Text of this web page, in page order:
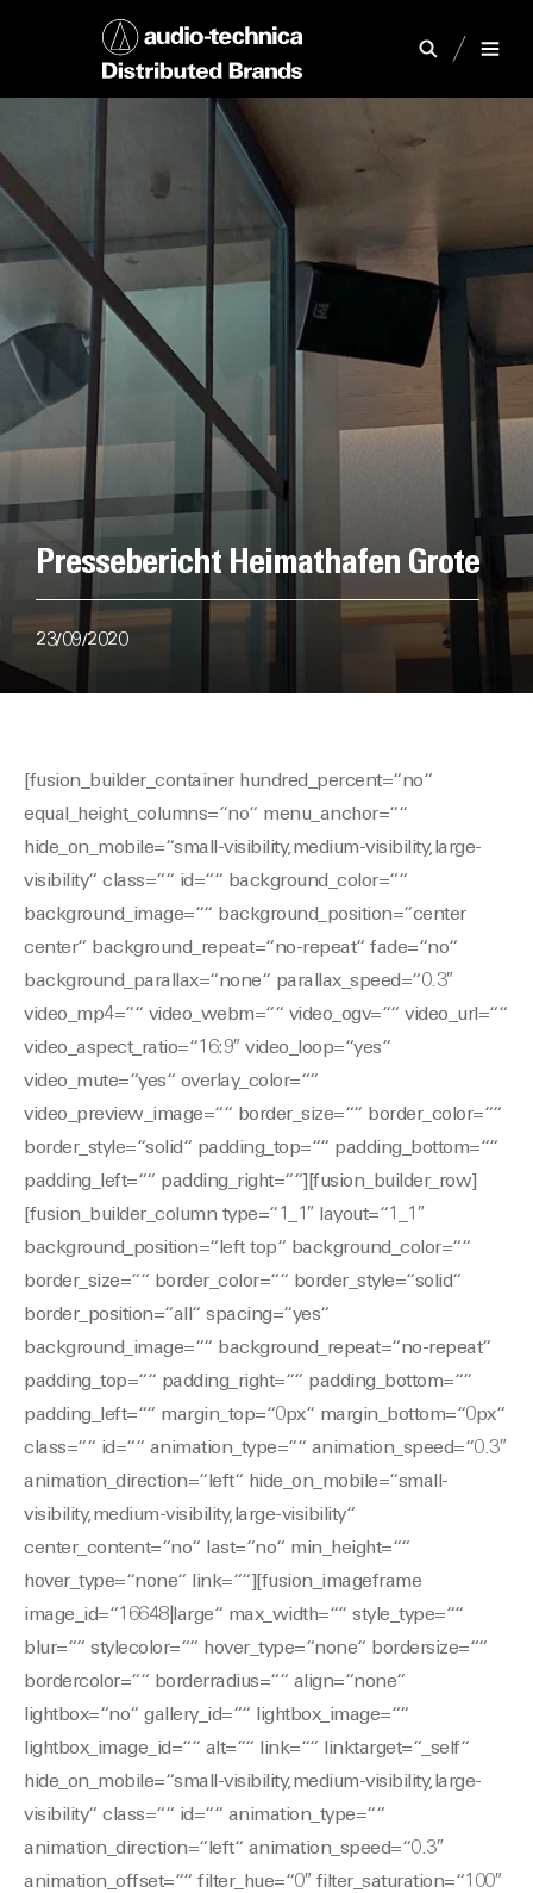
Pressebericht Heimathafen Grote
23/09/2020
[fusion_builder_container hundred_percent=“no“
equal_height_columns=“no“ menu_anchor=““
hide_on_mobile=“small-visibility,medium-visibility,large-
visibility“ class=““ id=““ background_color=““
background_image=““ background_position=“center
center“ background_repeat=“no-repeat“ fade=“no“
background_parallax=“none“ parallax_speed=“0.3″
video_mp4=““ video_webm=““ video_ogv=““ video_url=““
video_aspect_ratio=“16:9″ video_loop=“yes“
video_mute=“yes“ overlay_color=““
video_preview_image=““ border_size=““ border_color=““
border_style=“solid“ padding_top=““ padding_bottom=““
padding_left=““ padding_right=““][fusion_builder_row]
[fusion_builder_column type=“1_1″ layout=“1_1″
background_position=“left top“ background_color=““
border_size=““ border_color=““ border_style=“solid“
border_position=“all“ spacing=“yes“
background_image=““ background_repeat=“no-repeat“
padding_top=““ padding_right=““ padding_bottom=““
padding_left=““ margin_top=“0px“ margin_bottom=“0px“
class=““ id=““ animation_type=““ animation_speed=“0.3″
animation_direction=“left“ hide_on_mobile=“small-
visibility,medium-visibility,large-visibility“
center_content=“no“ last=“no“ min_height=““
hover_type=“none“ link=““][fusion_imageframe
image_id=“16648|large“ max_width=““ style_type=““
blur=““ stylecolor=““ hover_type=“none“ bordersize=““
bordercolor=““ borderradius=““ align=“none“
lightbox=“no“ gallery_id=““ lightbox_image=““
lightbox_image_id=““ alt=““ link=““ linktarget=“_self“
hide_on_mobile=“small-visibility,medium-visibility,large-
visibility“ class=““ id=““ animation_type=““
animation_direction=“left“ animation_speed=“0.3″
animation_offset=““ filter_hue=“0″ filter_saturation=“100″